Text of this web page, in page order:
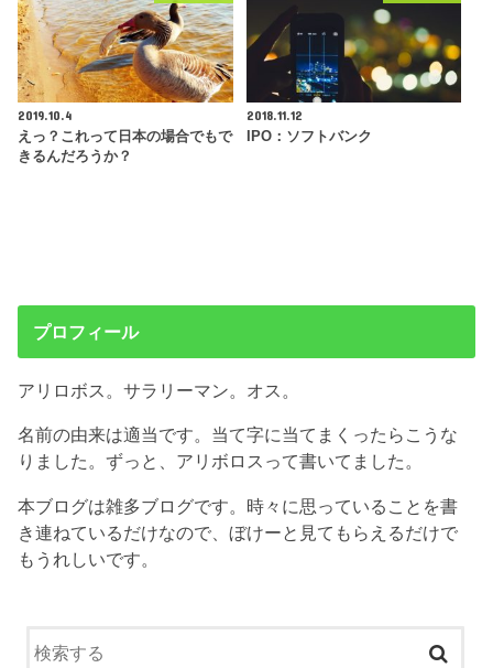
2019.10.4
えっ？これって日本の場合でもで
きるんだろうか？
2018.11.12
IPO：ソフトバンク
プロフィール
アリロボス。サラリーマン。オス。
名前の由来は適当です。当て字に当てまくったらこうな
りました。ずっと、アリボロスって書いてました。
本ブログは雑多ブログです。時々に思っていることを書
き連ねているだけなので、ぼけーと見てもらえるだけで
もうれしいです。